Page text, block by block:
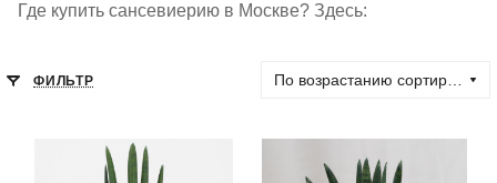
Где купить сансевиерию в Москве? Здесь:
ФИЛЬТР